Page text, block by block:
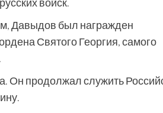
Давыдов был награжден
Святого Георгия, самого
Он продолжал служить